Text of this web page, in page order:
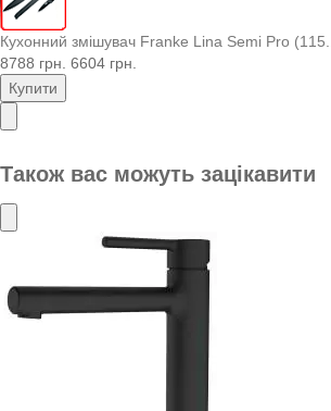
Кухонний змішувач Franke Lina Semi Pro (115...
8788 грн. 6604 грн.
Купити
Також вас можуть зацікавити